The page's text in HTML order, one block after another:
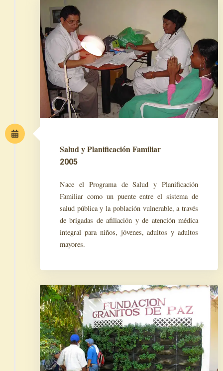
Salud y Planificación Familiar
2005
Nace el Programa de Salud y Planificación
Familiar como un puente entre el sistema de
salud pública y la población vulnerable, a través
de brigadas de afiliación y de atención médica
integral para niños, jóvenes, adultos y adultos
mayores.